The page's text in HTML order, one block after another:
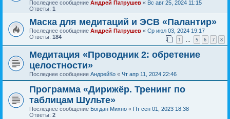
Последнее сообщение Андрей Патрушев « Вс авг 25, 2024 11:15
Ответы: 1
Маска для медитаций и ЭСВ «Палантир»
Последнее сообщение Андрей Патрушев « Ср июл 03, 2024 19:17
Ответы: 184 1 5 6 7 8
Медитация «Проводник 2: обретение
целостности»
Последнее сообщение АндрейКо « Чт апр 11, 2024 22:46
Программа «Дирижёр. Тренинг по
таблицам Шульте»
Последнее сообщение Богдан Михно « Пт сен 01, 2023 18:38
Ответы: 2